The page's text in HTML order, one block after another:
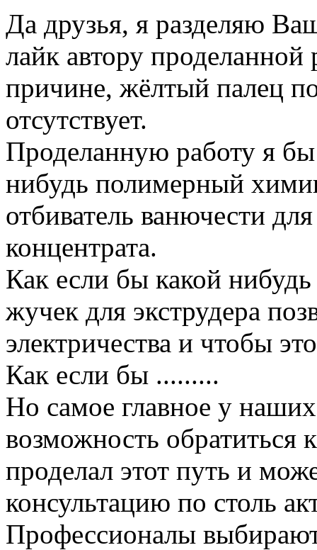
Да друзья, я разделяю
лайк автору
причине, жёлтый палец
отсутствует.
Проделанную работу я
нибудь полимерный
отбиватель ванючести
концентрата.
Как если бы какой
жучек для экструдера
электричества и чтобы
Как если бы .........
Но самое главное у
возможность обратиться
проделал этот путь и
консультацию по столь
Профессионалы